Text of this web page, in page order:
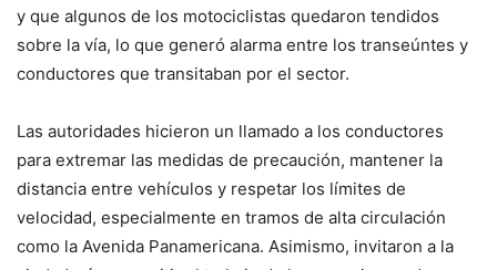
y que algunos de los motociclistas quedaron tendidos
sobre la vía, lo que generó alarma entre los transeúntes y
conductores que transitaban por el sector.
Las autoridades hicieron un llamado a los conductores
para extremar las medidas de precaución, mantener la
distancia entre vehículos y respetar los límites de
velocidad, especialmente en tramos de alta circulación
como la Avenida Panamericana. Asimismo, invitaron a la